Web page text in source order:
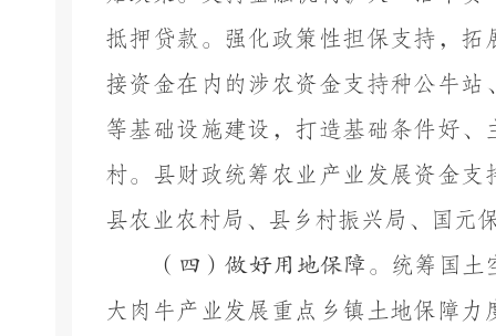
抵押贷款。 强化政策性担保支持，
接资金在内的涉农资金支持种公牛
等基础设施建设，打造基础条件好
村。 县财政统筹 农业产业发展 资金支
县农业农村局、 县 乡村振兴局、
国元
（四）做好用地保障。 统筹国土
大肉牛产业发展重点乡镇土地保障